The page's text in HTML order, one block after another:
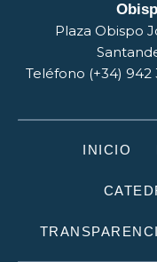
Plaza Obispo
Teléfono (+34) 942
INICIO